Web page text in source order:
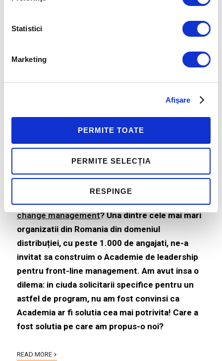
Statistici
Marketing
Afişare
PERMITE TOATE
PERMITE SELECȚIA
RESPINGE
Change Management in
schimbare – studiu de caz
Human Invest
viorel panaite20.07.2025 2comments
Program de training sau mai intai reconstruirea
apetitului organizatiei pentru leadership prin
change management?Una dintre cele mai mari
organizatii din Romania din domeniul
distribuției, cu peste 1.000 de angajati, ne-a
invitat sa construim o Academie de leadership
pentru front-line management.Am avut insa o
dilema: in ciuda solicitarii specifice pentru un
astfel de program, nu am fost convinsi ca
Academia ar fi solutia cea mai potrivita! Care a
fost solutia pe care am propus-o noi?
READ MORE ›